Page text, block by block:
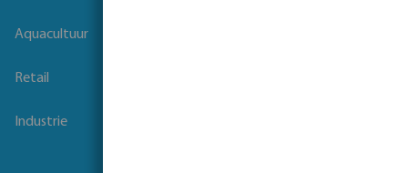
Aquacultuur
Retail
Industrie